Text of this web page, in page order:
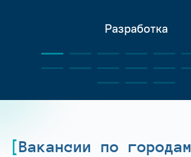
Разработка
Вакансии по городам